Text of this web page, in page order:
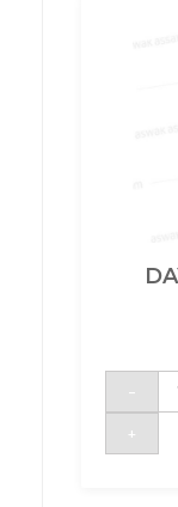
-
+